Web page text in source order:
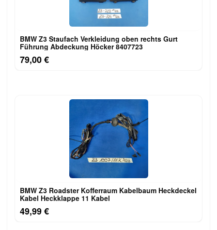
BMW Z3 Staufach Verkleidung oben rechts Gurt
Führung Abdeckung Höcker 8407723
79,00 €
BMW Z3 Roadster Kofferraum Kabelbaum Heckdeckel
Kabel Heckklappe 11 Kabel
49,99 €